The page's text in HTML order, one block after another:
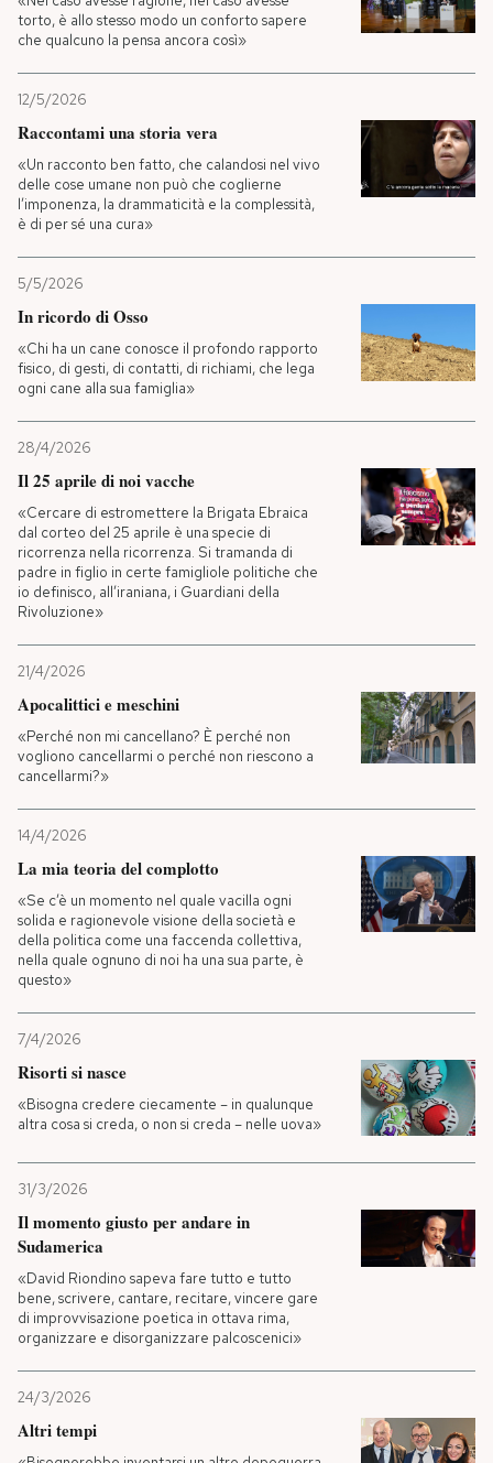
torto, è allo stesso modo un conforto sapere
che qualcuno la pensa ancora così»
12/5/2026
Raccontami una storia vera
«Un racconto ben fatto, che calandosi nel vivo
delle cose umane non può che coglierne
l’imponenza, la drammaticità e la complessità,
è di per sé una cura»
5/5/2026
In ricordo di Osso
«Chi ha un cane conosce il profondo rapporto
fisico, di gesti, di contatti, di richiami, che lega
ogni cane alla sua famiglia»
28/4/2026
Il 25 aprile di noi vacche
«Cercare di estromettere la Brigata Ebraica
dal corteo del 25 aprile è una specie di
ricorrenza nella ricorrenza. Si tramanda di
padre in figlio in certe famigliole politiche che
io definisco, all’iraniana, i Guardiani della
Rivoluzione»
21/4/2026
Apocalittici e meschini
«Perché non mi cancellano? È perché non
vogliono cancellarmi o perché non riescono a
cancellarmi?»
14/4/2026
La mia teoria del complotto
«Se c’è un momento nel quale vacilla ogni
solida e ragionevole visione della società e
della politica come una faccenda collettiva,
nella quale ognuno di noi ha una sua parte, è
questo»
7/4/2026
Risorti si nasce
«Bisogna credere ciecamente – in qualunque
altra cosa si creda, o non si creda – nelle uova»
31/3/2026
Il momento giusto per andare in
Sudamerica
«David Riondino sapeva fare tutto e tutto
bene, scrivere, cantare, recitare, vincere gare
di improvvisazione poetica in ottava rima,
organizzare e disorganizzare palcoscenici»
24/3/2026
Altri tempi